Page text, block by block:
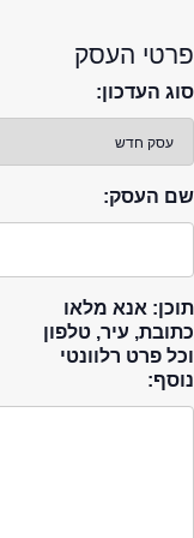
פרטי העסק
סוג העדכון:
שם העסק:
תוכן: אנא מלאו
כתובת, עיר, טלפון
וכל פרט רלוונטי
נוסף: